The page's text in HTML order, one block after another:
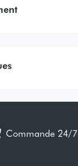
Commande 24/7